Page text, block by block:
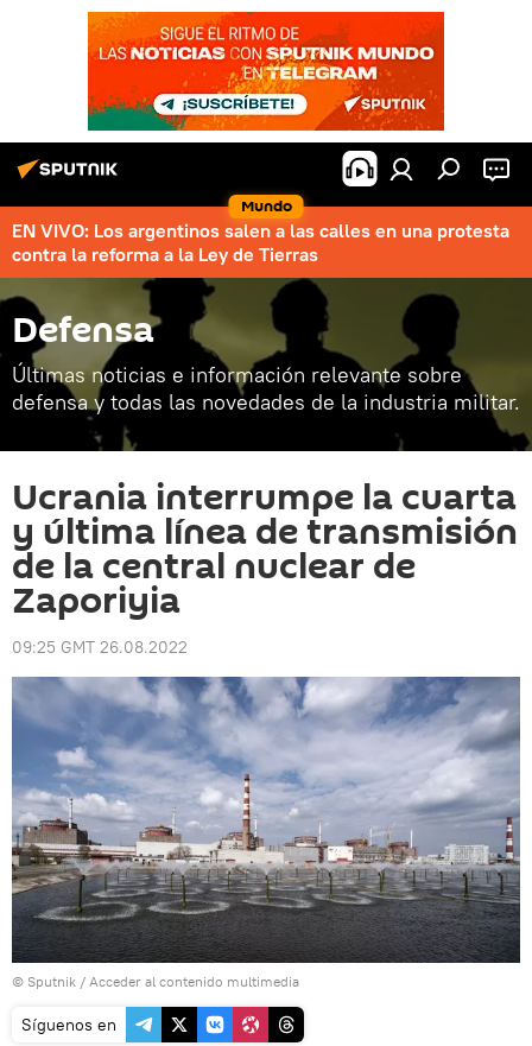
Mundo
EN VIVO: Los argentinos salen a las calles en una protesta
contra la reforma a la Ley de Tierras
Defensa
Últimas noticias e información relevante sobre
defensa y todas las novedades de la industria militar.
Ucrania interrumpe la cuarta
y última línea de transmisión
de la central nuclear de
Zaporiyia
09:25 GMT 26.08.2022
© Sputnik / Acceder al contenido multimedia
Síguenos en